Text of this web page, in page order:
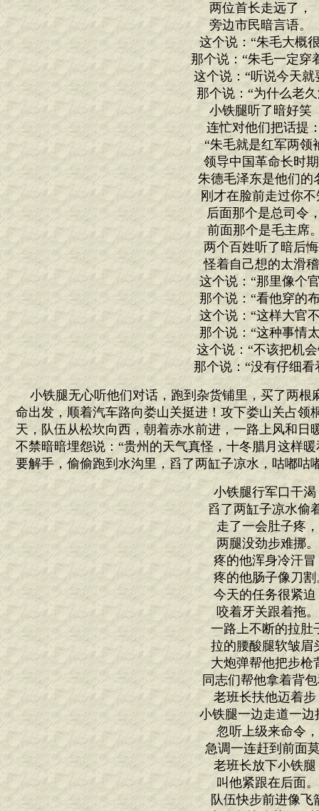
两位首长走远
旁边市民暗言
这个说：“朱毛大概很
那个说：“朱毛一定穿着
这个说：“听说今天就
那个说：“为什么老久
小铁腿听了暗
连忙对他们把话
“朱毛就是红军两领
领导中国革命长时
朱德毛泽东是他们的
刚才在脸前走过你不
后面那个是总司
前面那个是毛主席
两个百姓听了暗后
怪着自己想的太滑
这个说：“那里像个官
那个说：“看他穿的布
这个说：“这样大官不
那个说：“这种事情太
这个说：“不该把机会
那个说：“没有仔细看
小铁腿无心听他们对话，跑到杂货铺里，买了两根
命出发，顺着汽车路向娄山关挺进！攻下娄山关占领
天，队伍从松坎向西，朝着赤水前进，一路上风和日
不禁暗暗埋怨说：“贵州的天气真怪，十冬腊月这样
要解手，偷偷跑到水沟里，舀了两缸子凉水，咕嘟咕
小铁腿行军口干渴
舀了两缸子凉水偷
走了一会肚子疼
两腿没劲步难挪
疼的他浑身冷汗冒
疼的他肠子像刀割
今天的任务很紧迫
咬着牙关跟着拖
一路上不断的拉肚
拉的腰酸腿软皱眉
大炮弹帮他把步枪
同志们帮他拿着背包
老班长扶他迈着步
小铁腿一边走道一边
忽听上级来命令
急调一连赶到前面莫
老班长放下小铁腿
叫他紧跟在后面
队伍快步前进像飞